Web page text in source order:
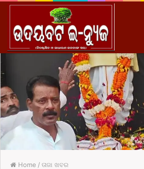
Home / ତାଜା ଖବର